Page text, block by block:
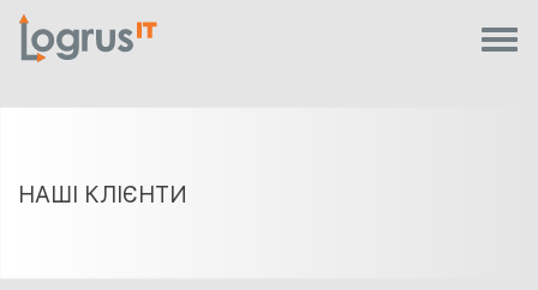
НАШІ КЛІЄНТИ